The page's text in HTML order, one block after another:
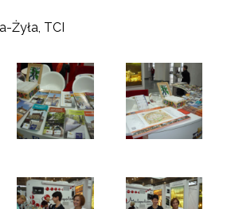
Żyła, TCI